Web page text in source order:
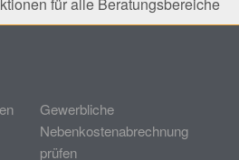
für alle Beratungsbereiche
Gewerbliche
Nebenkostenabrechnung
prüfen